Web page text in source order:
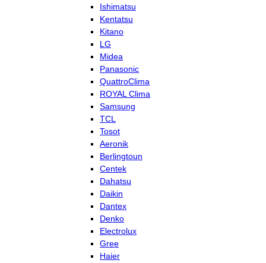
Ishimatsu
Kentatsu
Kitano
LG
Midea
Panasonic
QuattroClima
ROYAL Clima
Samsung
TCL
Tosot
Aeronik
Berlingtoun
Centek
Dahatsu
Daikin
Dantex
Denko
Electrolux
Gree
Haier